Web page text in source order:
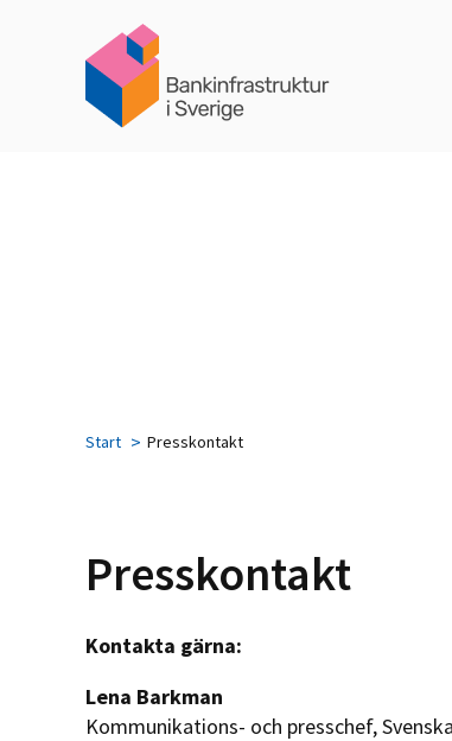
Start Presskontakt
Presskontakt
Kontakta gärna:
Lena Barkman
Kommunikations- och presschef,